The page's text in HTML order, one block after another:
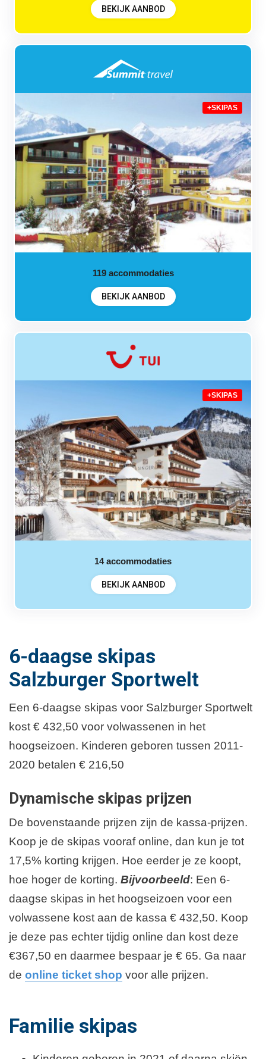
BEKIJK AANBOD
+SKIPAS
119accommodaties
BEKIJK AANBOD
+SKIPAS
14accommodaties
BEKIJK AANBOD
6-daagse skipas
Salzburger Sportwelt
Een 6-daagse skipas voor Salzburger Sportwelt
kost € 432,50 voor volwassenen in het
hoogseizoen. Kinderen geboren tussen 2011-
2020 betalen € 216,50
Dynamische skipas prijzen
De bovenstaande prijzen zijn de kassa-prijzen.
Koop je de skipas vooraf online, dan kun je tot
17,5% korting krijgen. Hoe eerder je ze koopt,
hoe hoger de korting. Bijvoorbeeld: Een 6-
daagse skipas in het hoogseizoen voor een
volwassene kost aan de kassa € 432,50. Koop
je deze pas echter tijdig online dan kost deze
€367,50 en daarmee bespaar je € 65. Ga naar
de online ticket shop voor alle prijzen.
Familie skipas